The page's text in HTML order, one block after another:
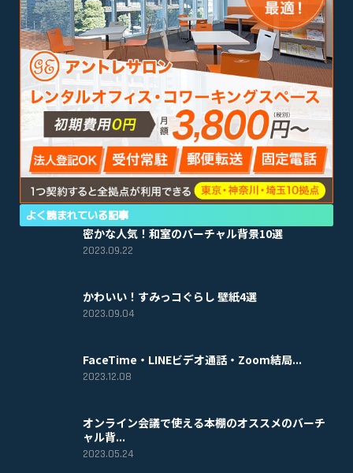
よく読まれている記事
密かな人気！和室のバーチャル背景10選
2023.09.22
かわいい！すみっコぐらし 壁紙4選
2023.09.04
FaceTime・LINEビデオ通話・Zoom結局...
2023.12.08
オンライン会議で使える本棚のオススメのバーチ
ャル背...
2023.05.24